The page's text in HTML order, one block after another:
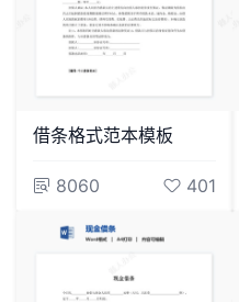
借条格式范本模板
8060 401